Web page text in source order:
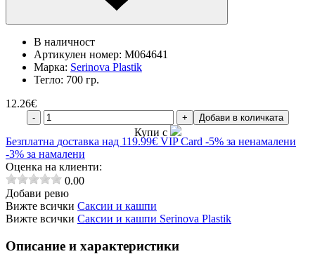
В наличност
Артикулен номер: M064641
Марка: Serinova Plastik
Тегло: 700 гр.
12.26€
- + Добави в количката
Купи с
Безплатна доставка над 119.99€ VIP Card -5% за ненамалени
-3% за намалени
Оценка на клиенти:
0.00
Добави ревю
Вижте всички Саксии и кашпи
Вижте всички Саксии и кашпи Serinova Plastik
Описание и характеристики